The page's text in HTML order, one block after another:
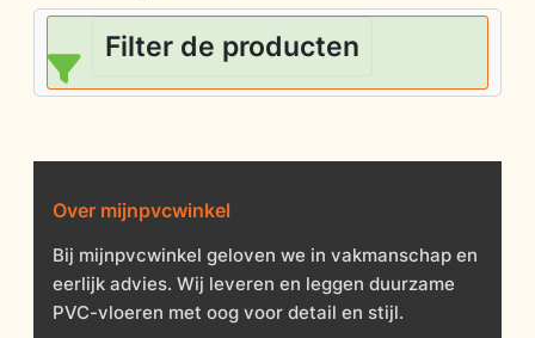
Filter de producten
Over mijnpvcwinkel
Bij mijnpvcwinkel geloven we in vakmanschap en
eerlijk advies. Wij leveren en leggen duurzame
PVC-vloeren met oog voor detail en stijl.